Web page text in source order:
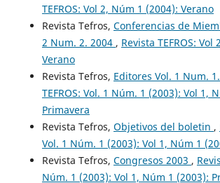
TEFROS: Vol 2, Núm 1 (2004): Verano
Revista Tefros, Conferencias de
2 Num. 2. 2004 , Revista TEFROS:
Verano
Revista Tefros, Editores Vol. 1 Num.
TEFROS: Vol. 1 Núm. 1 (2003): Vol 1,
Primavera
Revista Tefros, Objetivos del boletin ,
Vol. 1 Núm. 1 (2003): Vol 1, Núm 1
Revista Tefros, Congresos 2003 ,
Núm. 1 (2003): Vol 1, Núm 1 (2003):